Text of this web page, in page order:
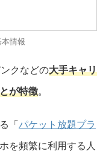
情報
クなどの大手キャリ
が特徴。
「パケット放題プラ
を頻繁に利用する人